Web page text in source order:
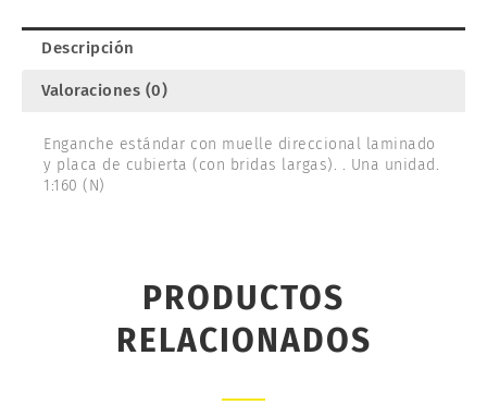
Descripción
Valoraciones (0)
Enganche estándar con muelle direccional laminado
y placa de cubierta (con bridas largas). . Una unidad.
1:160 (N)
PRODUCTOS
RELACIONADOS